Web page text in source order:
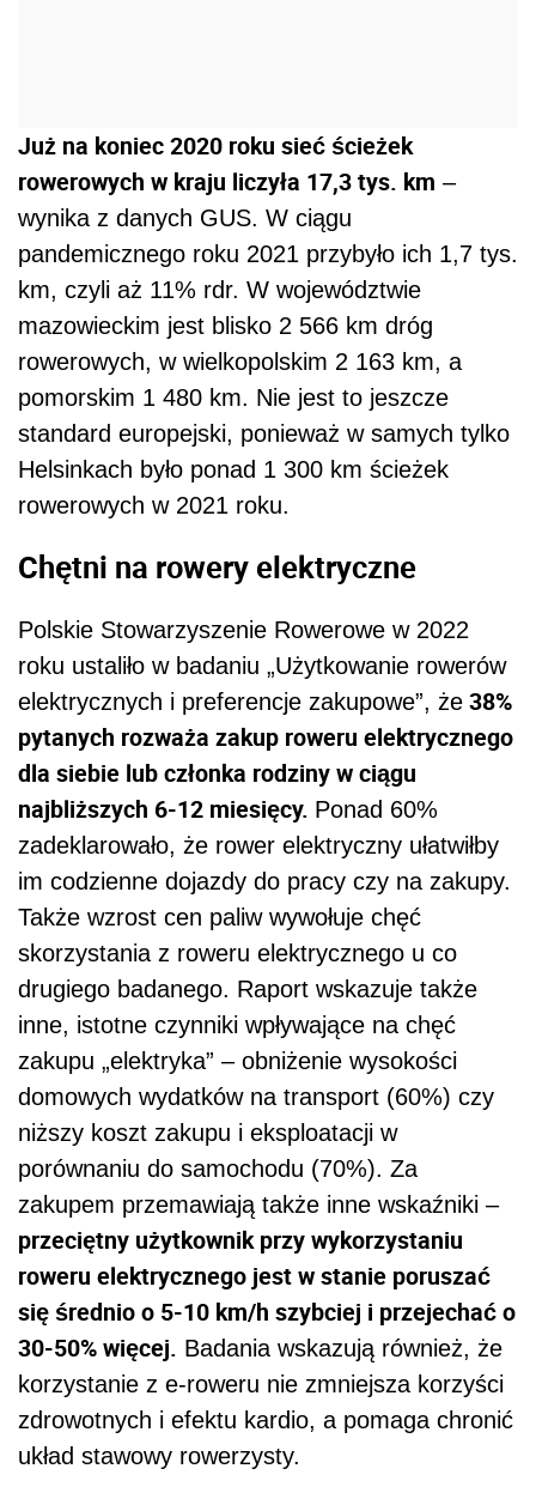
Już na koniec 2020 roku sieć ścieżek
rowerowych w kraju liczyła 17,3 tys. km –
wynika z danych GUS. W ciągu
pandemicznego roku 2021 przybyło ich 1,7 tys.
km, czyli aż 11% rdr. W województwie
mazowieckim jest blisko 2 566 km dróg
rowerowych, w wielkopolskim 2 163 km, a
pomorskim 1 480 km. Nie jest to jeszcze
standard europejski, ponieważ w samych tylko
Helsinkach było ponad 1 300 km ścieżek
rowerowych w 2021 roku.
Chętni na rowery elektryczne
Polskie Stowarzyszenie Rowerowe w 2022
roku ustaliło w badaniu „Użytkowanie rowerów
elektrycznych i preferencje zakupowe”, że 38%
pytanych rozważa zakup roweru elektrycznego
dla siebie lub członka rodziny w ciągu
najbliższych 6-12 miesięcy. Ponad 60%
zadeklarowało, że rower elektryczny ułatwiłby
im codzienne dojazdy do pracy czy na zakupy.
Także wzrost cen paliw wywołuje chęć
skorzystania z roweru elektrycznego u co
drugiego badanego. Raport wskazuje także
inne, istotne czynniki wpływające na chęć
zakupu „elektryka” – obniżenie wysokości
domowych wydatków na transport (60%) czy
niższy koszt zakupu i eksploatacji w
porównaniu do samochodu (70%). Za
zakupem przemawiają także inne wskaźniki –
przeciętny użytkownik przy wykorzystaniu
roweru elektrycznego jest w stanie poruszać
się średnio o 5-10 km/h szybciej i przejechać o
30-50% więcej. Badania wskazują również, że
korzystanie z e-roweru nie zmniejsza korzyści
zdrowotnych i efektu kardio, a pomaga chronić
układ stawowy rowerzysty.